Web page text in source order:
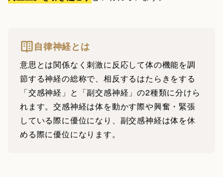
自律神経とは
意思とは関係なく刺激に反応して体の機能を調
節する神経の総称で、相反するはたらきをする
「交感神経」と「副交感神経」の2種類に分けら
れます。交感神経は体を動かす際や興奮・緊張
している際に優位になり、副交感神経は体を休
める際に優位になります。